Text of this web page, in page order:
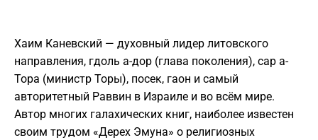
Хаим Каневский — духовный лидер литовского
направления, гдоль а-дор (глава поколения), сар а-
Тора (министр Торы), посек, гаон и самый
авторитетный Раввин в Израиле и во всём мире.
Автор многих галахических книг, наиболее известен
своим трудом «Дерех Эмуна» о религиозных